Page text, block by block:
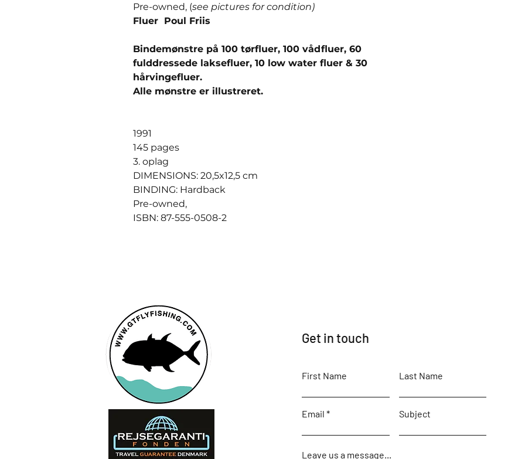
Pre-owned, (see pictures for condition)
Fluer Poul Friis
Bindemønstre på 100 tørfluer, 100 vådfluer, 60
fulddressede laksefluer, 10 low water fluer & 30
hårvingefluer.
Alle mønstre er illustreret.
1991
145 pages
3. oplag
DIMENSIONS: 20,5x12,5 cm
BINDING: Hardback
Pre-owned,
ISBN: 87-555-0508-2
Get in touch
First Name Last Name
Email Subject
Leave us a message...